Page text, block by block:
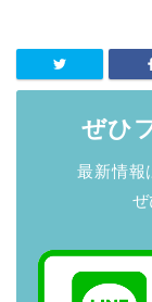
ぜひ
最新情報